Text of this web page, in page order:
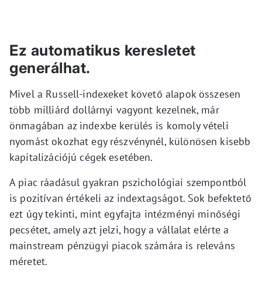
Ez automatikus keresletet
generálhat.
Mivel a Russell-indexeket követő alapok összesen
több milliárd dollárnyi vagyont kezelnek, már
önmagában az indexbe kerülés is komoly vételi
nyomást okozhat egy részvénynél, különösen kisebb
kapitalizációjú cégek esetében.
A piac ráadásul gyakran pszichológiai szempontból
is pozitívan értékeli az indextagságot. Sok befektető
ezt úgy tekinti, mint egyfajta intézményi minőségi
pecsétet, amely azt jelzi, hogy a vállalat elérte a
mainstream pénzügyi piacok számára is releváns
méretet.